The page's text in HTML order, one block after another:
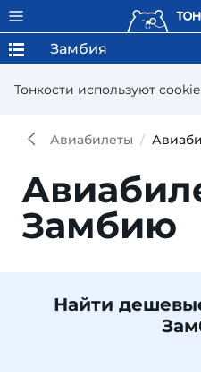
Тонкости используют
Замбия
Авиабилеты
Замбию
Найти